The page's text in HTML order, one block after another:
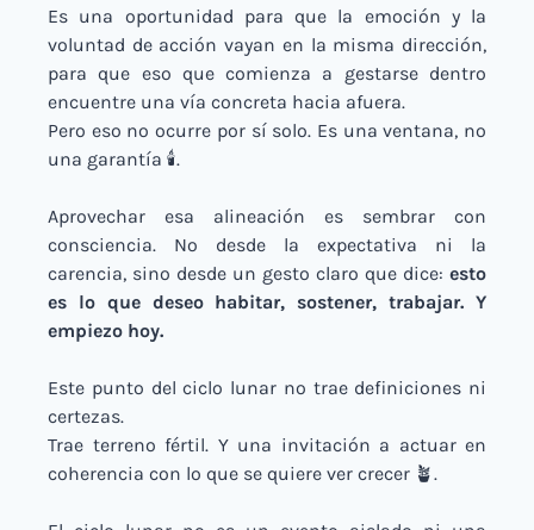
Es una oportunidad para que la emoción y la
voluntad de acción vayan en la misma dirección,
para que eso que comienza a gestarse dentro
encuentre una vía concreta hacia afuera.
Pero eso no ocurre por sí solo. Es una ventana, no
una garantía 🕯️.
Aprovechar esa alineación es sembrar con
consciencia. No desde la expectativa ni la
carencia, sino desde un gesto claro que dice: esto
es lo que deseo habitar, sostener, trabajar. Y
empiezo hoy.
Este punto del ciclo lunar no trae definiciones ni
certezas.
Trae terreno fértil. Y una invitación a actuar en
coherencia con lo que se quiere ver crecer 🪴.